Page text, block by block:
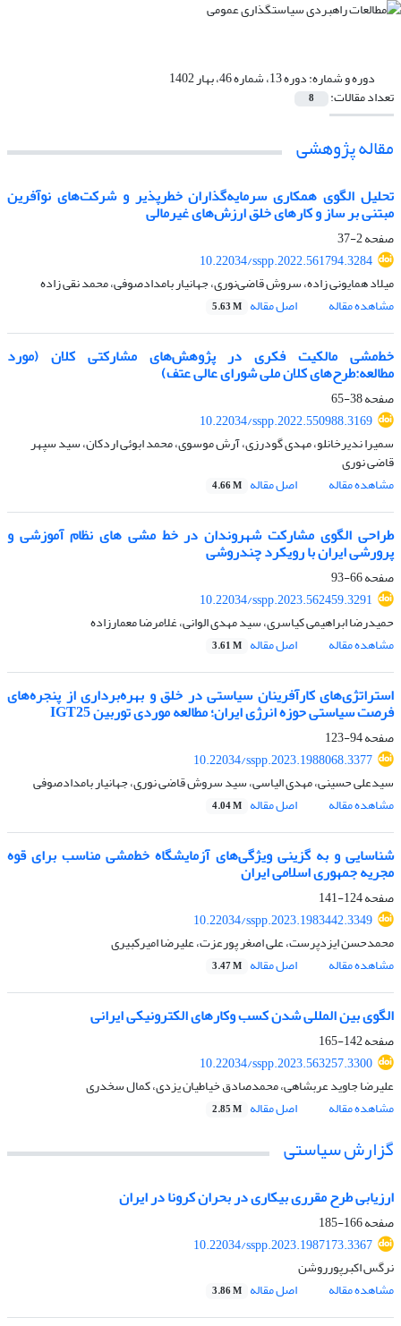
دوره و شماره:دوره 13، شماره 46، بهار 1402
تعداد مقالات: 8
مقاله پژوهشی
تحلیل الگوی همکاری سرمایه‌گذاران خطرپذیر و شرکت‌های نوآفرین
مبتنی بر ساز و کارهای خلق ارزش‌های غیرمالی
صفحه2-37
10.22034/sspp.2022.561794.3284
میلاد همایونی زاده، سروش قاضی‌نوری، جهانیار بامدادصوفی، محمد نقی زاده
مشاهده مقاله
اصل مقاله 5.63 M
خط‌مشی مالکیت فکری در پژوهش‌های مشارکتی کلان (مورد
مطالعه:طرح‌های کلان ملی شورای عالی عتف)
صفحه38-65
10.22034/sspp.2022.550988.3169
سمیرا ندیرخانلو، مهدی گودرزی، آرش موسوی، محمد ابوئی اردکان، سید سپهر
قاضی نوری
مشاهده مقاله
اصل مقاله 4.66 M
طراحی الگوی مشارکت شهروندان در خط مشی های نظام آموزشی و
پرورشی ایران با رویکرد چندروشی
صفحه66-93
10.22034/sspp.2023.562459.3291
حمیدرضا ابراهیمی کیاسری، سید مهدی الوانی، غلامرضا معمارزاده
مشاهده مقاله
اصل مقاله 3.61 M
استراتژی‌های کارآفرینان سیاستی در خلق و بهره‌برداری از پنجره‌های
فرصت سیاستی حوزه انرژی ایران؛ مطالعه موردی توربین IGT25
صفحه94-123
10.22034/sspp.2023.1988068.3377
سیدعلی حسینی، مهدی الیاسی، سید سروش قاضی نوری، جهانیار بامدادصوفی
مشاهده مقاله
اصل مقاله 4.04 M
شناسایی و به گزینی ویژگی‌های آزمایشگاه‎ خط‌مشی مناسب برای قوه
مجریه جمهوری اسلامی ایران
صفحه124-141
10.22034/sspp.2023.1983442.3349
محمدحسن ایزدپرست، علی اصغر پورعزت، علیرضا امیرکبیری
مشاهده مقاله
اصل مقاله 3.47 M
الگوی بین المللی شدن کسب وکارهای الکترونیکی ایرانی
صفحه142-165
10.22034/sspp.2023.563257.3300
علیرضا جاوید عربشاهی، محمدصادق خیاطیان یزدی، کمال سخدری
مشاهده مقاله
اصل مقاله 2.85 M
گزارش سیاستی
ارزیابی طرح مقرری بیکاری در بحران کرونا در ایران
صفحه166-185
10.22034/sspp.2023.1987173.3367
نرگس اکبرپورروشن
مشاهده مقاله
اصل مقاله 3.86 M